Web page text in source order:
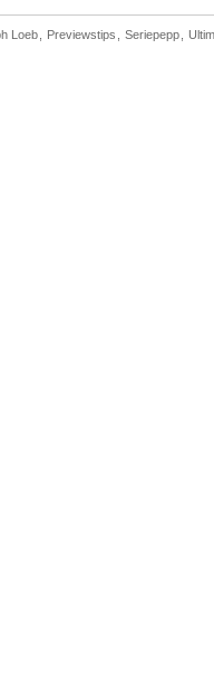
Loeb Previewstips Seriepepp